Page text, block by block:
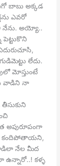
బాబు అక్కడ
ఎవరో
నేను. అయ్యో..
లేదు.
మోస్తుంటే
వాడిని నా
అపురూపంగా
కందిపోతాయని,
నేల మీద
కళ్ళ